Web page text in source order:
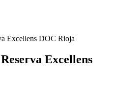
Excellens DOC Rioja
Excellens